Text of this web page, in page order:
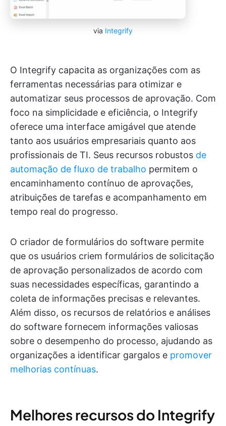
via Integrify
O Integrify capacita as organizações com as
ferramentas necessárias para otimizar e
automatizar seus processos de aprovação. Com
foco na simplicidade e eficiência, o Integrify
oferece uma interface amigável que atende
tanto aos usuários empresariais quanto aos
profissionais de TI. Seus recursos robustos de
automação de fluxo de trabalho permitem o
encaminhamento contínuo de aprovações,
atribuições de tarefas e acompanhamento em
tempo real do progresso.
O criador de formulários do software permite
que os usuários criem formulários de solicitação
de aprovação personalizados de acordo com
suas necessidades específicas, garantindo a
coleta de informações precisas e relevantes.
Além disso, os recursos de relatórios e análises
do software fornecem informações valiosas
sobre o desempenho do processo, ajudando as
organizações a identificar gargalos e promover
melhorias contínuas.
Melhores recursos do Integrify